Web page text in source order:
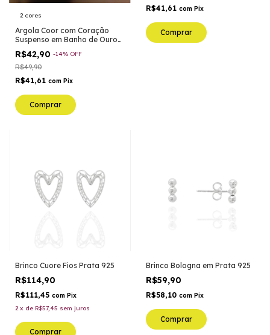
2 cores
Argola Coor com Coração
Suspenso em Banho de Ouro
R$42,90 -14% OFF
R$49,90
R$41,61 com Pix
Comprar
R$41,61 com Pix
Comprar
Brinco Cuore Fios Prata 925
R$114,90
R$111,45 com Pix
2 x de R$57,45 sem juros
Brinco Bologna em Prata 925
R$59,90
R$58,10 com Pix